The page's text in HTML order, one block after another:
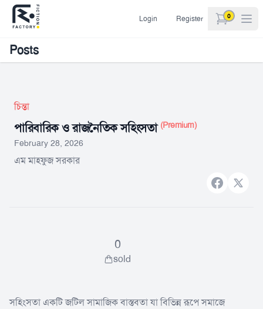
Login Register 0
items in
Posts
চিন্তা
পারিবারিক ও রাজনৈতিক সহিংসতা (Premium)
February 28, 2026
এম মাহফুজ সরকার
Facebook
X
0
sold
সহিংসতা একটি জটিল সামাজিক বাস্তবতা যা বিভিন্ন রূপে সমাজে